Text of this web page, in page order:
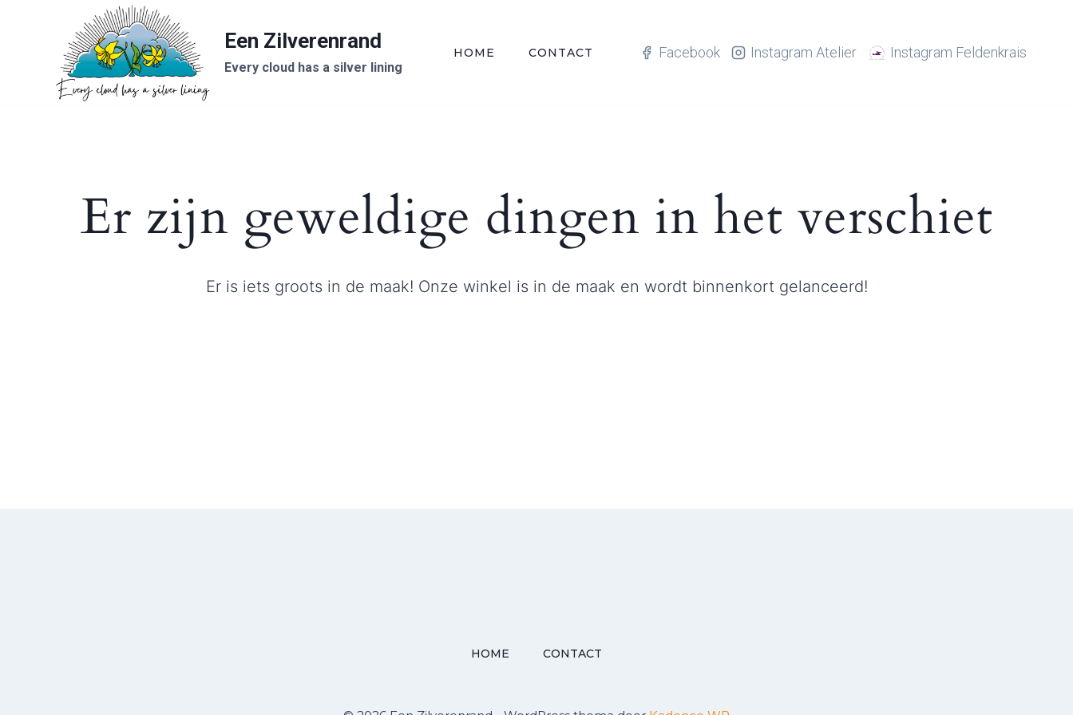
Een Zilverenrand
Every cloud has a silver lining
HOME CONTACT Facebook Instagram Atelier Instagram Feldenkrais
Er zijn geweldige dingen in het verschiet
Er is iets groots in de maak! Onze winkel is in de maak en wordt binnenkort gelanceerd!
HOME CONTACT